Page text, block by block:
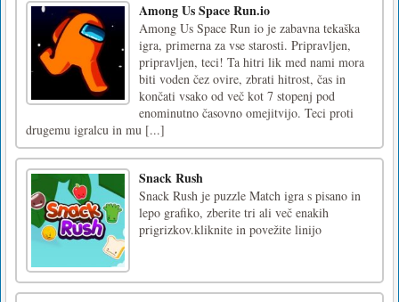
Among Us Space Run.io
Among Us Space Run io je zabavna tekaška
igra, primerna za vse starosti. Pripravljen,
pripravljen, teci! Ta hitri lik med nami mora
biti voden čez ovire, zbrati hitrost, čas in
končati vsako od več kot 7 stopenj pod
enominutno časovno omejitvijo. Teci proti
drugemu igralcu in mu [...]
Snack Rush
Snack Rush je puzzle Match igra s pisano in
lepo grafiko, zberite tri ali več enakih
prigrizkov.kliknite in povežite linijo